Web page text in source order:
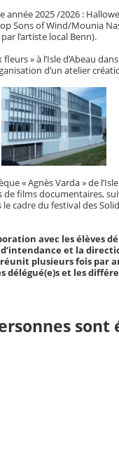
2025 /2026 :
Sons of Wind/Mounia
l’artiste local Benn).
» à l’Isle d’Abeau
d’un atelier
Varda » de l’Isle
films documentaires,
cadre du festival des
avec les élèves
et la
plusieurs fois par
et les
sont